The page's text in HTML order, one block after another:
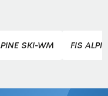
SKI-WM FIS